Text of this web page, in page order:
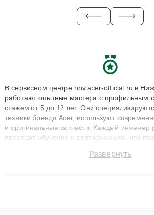
В сервисном центре nnv.acer-official.ru в
работают опытные мастера с профильным
стажем от 5 до 12 лет. Они
техники бренда Acer, используют
и оригинальные запчасти. Каждый инженер
проходит обучение и сертификацию, что
сохранением гарантии до 3 лет. Наши
Развернуть